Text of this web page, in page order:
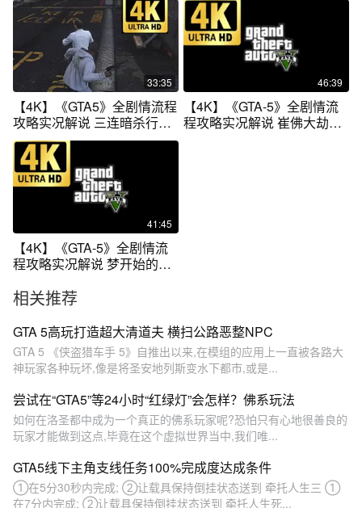
33:35
【4K】《GTA5》全剧情流程
攻略实况解说 三连暗杀行动
第十五期
46:39
【4K】《GTA-5》全剧情流
程攻略实况解说 崔佛大劫案
41:45
【4K】《GTA-5》全剧情流
程攻略实况解说 梦开始的地
相关推荐
GTA 5高玩打造超大清道夫 横扫公路恶整NPC
GTA 5 《侠盗猎车手 5》自推出以来,在模组的应用上一直被各路大
神玩家各种玩坏,像是将圣安地列斯变水下都市,或是...
尝试在“GTA5”等24小时“红绿灯”会怎样？佛系玩法
如何在洛圣都中成为一个真正的佛系玩家呢?恐怕只有心地很善良的
玩家才能做到这点,毕竟在这个虚拟世界当中,我们唯...
GTA5线下主角支线任务100%完成度达成条件
①在5分30秒内完成; ②让载具保持倒挂状态送到 牵托人生三 ①
在7分内完成; ②让载具保持倒挂状态送到 牵托人生死...